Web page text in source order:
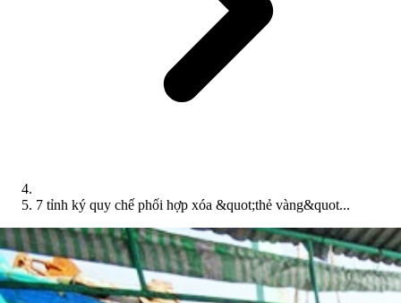
7 tỉnh ký quy chế phối hợp xóa &quot;thẻ vàng&quot...